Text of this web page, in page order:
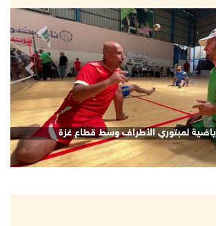
لمبتوري الأطراف وسط قطاع غزة